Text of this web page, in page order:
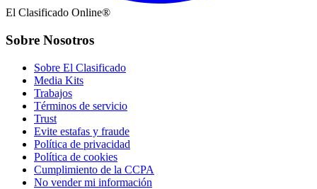
El Clasificado Online®
Sobre Nosotros
Sobre El Clasificado
Media Kits
Trabajos
Términos de servicio
Trust
Evite estafas y fraude
Política de privacidad
Política de cookies
Cumplimiento de la CCPA
No vender mi información